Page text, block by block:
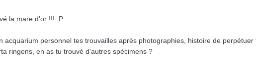
la mare d'or !!! :P
acquarium personnel tes trouvailles après photographies, histoire de
ringens, en as tu trouvé d'autres spécimens ?